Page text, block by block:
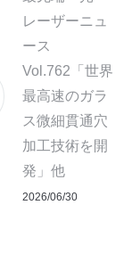
レーザーニュ
ース
Vol.762「世界
最高速のガラ
ス微細貫通穴
加工技術を開
発」他
2026/06/30